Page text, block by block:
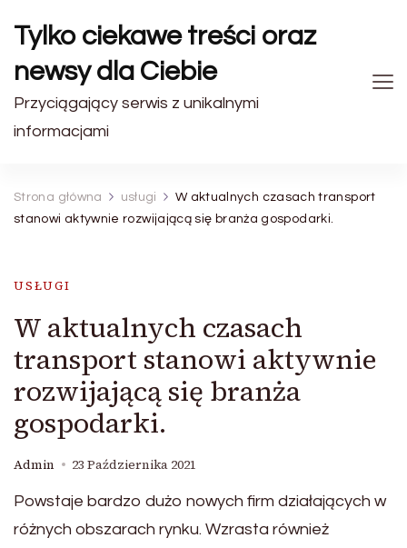
Tylko ciekawe treści oraz
newsy dla Ciebie
Przyciągający serwis z unikalnymi
informacjami
Strona główna usługi
W aktualnych czasach transport
stanowi aktywnie rozwijającą się branża gospodarki.
USŁUGI
W aktualnych czasach
transport stanowi aktywnie
rozwijającą się branża
gospodarki.
Admin 23 Października 2021
Powstaje bardzo dużo nowych firm działających w
różnych obszarach rynku. Wzrasta również